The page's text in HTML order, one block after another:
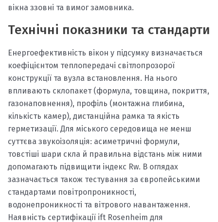
вікна ззовні та вимог замовника.
Технічні показники та стандарти
Енергоефективність вікон у підсумку визначається
коефіцієнтом теплопередачі світлопрозорої
конструкції та вузла встановлення. На нього
впливають склопакет (формула, товщина, покриття,
газонаповнення), профіль (монтажна глибина,
кількість камер), дистанційна рамка та якість
герметизації. Для міського середовища не менш
суттєва звукоізоляція: асиметричні формули,
товстіші шари скла й правильна відстань між ними
допомагають підвищити індекс Rw. В оглядах
зазначається також тестування за європейськими
стандартами повітропроникності,
водонепроникності та вітрового навантаження.
Наявність сертифікації ift Rosenheim для